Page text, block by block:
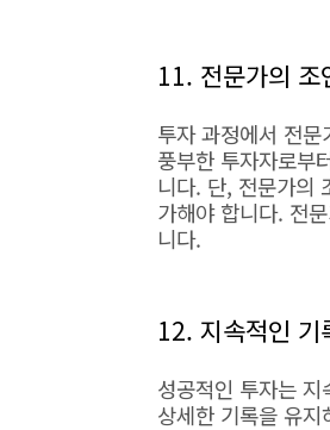
11. 전문가의 조
투자 과정에서 전
풍부한 투자자로부
니다. 단, 전문가의
가해야 합니다. 전
니다.
12. 지속적인 기
성공적인 투자는
상세한 기록을 유